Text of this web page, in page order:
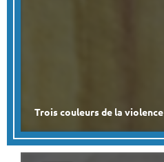
Trois couleurs de la violence